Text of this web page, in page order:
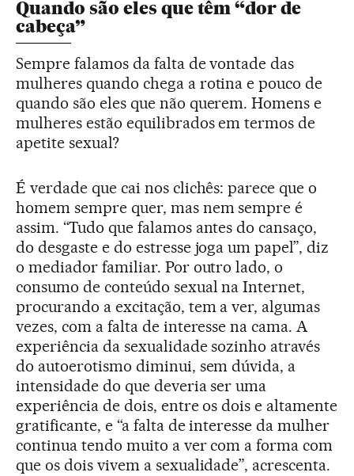
Quando são eles que têm “dor de
cabeça”
Sempre falamos da falta de vontade das
mulheres quando chega a rotina e pouco de
quando são eles que não querem. Homens e
mulheres estão equilibrados em termos de
apetite sexual?
É verdade que cai nos clichês: parece que o
homem sempre quer, mas nem sempre é
assim. “Tudo que falamos antes do cansaço,
do desgaste e do estresse joga um papel”, diz
o mediador familiar. Por outro lado, o
consumo de conteúdo sexual na Internet,
procurando a excitação, tem a ver, algumas
vezes, com a falta de interesse na cama. A
experiência da sexualidade sozinho através
do autoerotismo diminui, sem dúvida, a
intensidade do que deveria ser uma
experiência de dois, entre os dois e altamente
gratificante, e “a falta de interesse da mulher
continua tendo muito a ver com a forma com
que os dois vivem a sexualidade”, acrescenta.